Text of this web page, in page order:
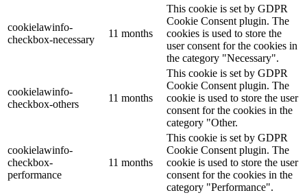
cookielawinfo-
checkbox-necessary
11 months
This cookie is set by GDPR
Cookie Consent plugin. The
cookies is used to store the
user consent for the cookies in
the category "Necessary".
cookielawinfo-
checkbox-others
11 months
This cookie is set by GDPR
Cookie Consent plugin. The
cookie is used to store the user
consent for the cookies in the
category "Other.
cookielawinfo-
checkbox-
performance
11 months
This cookie is set by GDPR
Cookie Consent plugin. The
cookie is used to store the user
consent for the cookies in the
category "Performance".